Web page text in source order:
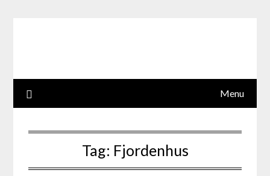
Menu
Tag: Fjordenhus